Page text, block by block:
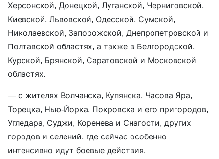
Херсонской, Донецкой, Луганской, Черниговской,
Киевской, Львовской, Одесской, Сумской,
Николаевской, Запорожской, Днепропетровской и
Полтавской областях, а также в Белгородской,
Курской, Брянской, Саратовской и Московской
областях.
— о жителях Волчанска, Купянска, Часова Яра,
Торецка, Нью-Йорка, Покровска и его пригородов,
Угледара, Суджи, Коренева и Снагости, других
городов и селений, где сейчас особенно
интенсивно идут боевые действия.